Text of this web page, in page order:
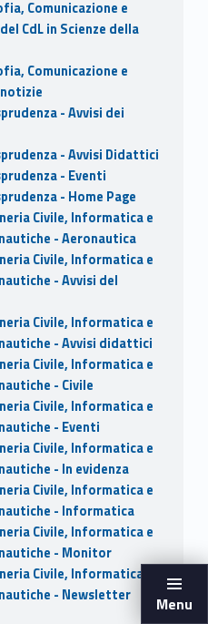
Menu
Comunicazione e
CdL in Scienze della
Comunicazione e
- Avvisi dei
- Avvisi Didattici
- Eventi
- Home Page
Civile, Informatica e
- Aeronautica
Civile, Informatica e
- Avvisi del
Civile, Informatica e
- Avvisi didattici
Civile, Informatica e
- Civile
Civile, Informatica e
- Eventi
Civile, Informatica e
- In evidenza
Civile, Informatica e
- Informatica
Civile, Informatica e
- Monitor
Civile, Informatica e
- Newsletter